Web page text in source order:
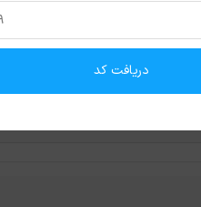
دریافت کد